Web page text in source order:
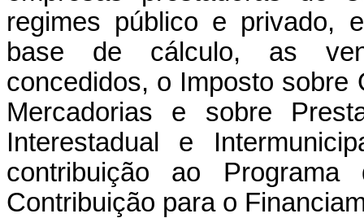
regimes público e privado,
base de cálculo, as
concedidos, o Imposto sobre
Mercadorias e sobre
Interestadual e
contribuição ao
Contribuição para o